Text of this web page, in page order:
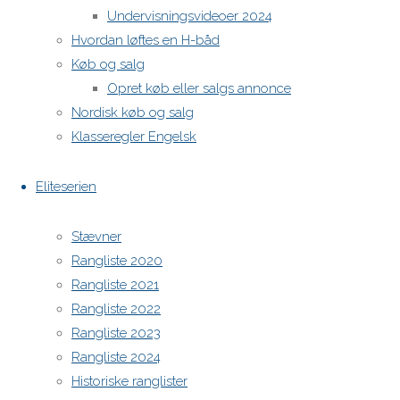
Undervisningsvideoer 2024
Hvordan løftes en H-båd
Køb og salg
Opret køb eller salgs annonce
Nordisk køb og salg
Klasseregler Engelsk
Eliteserien
Stævner
Rangliste 2020
Rangliste 2021
Rangliste 2022
Rangliste 2023
Rangliste 2024
Historiske ranglister
H-båds kalenderen i Europa
Powered by